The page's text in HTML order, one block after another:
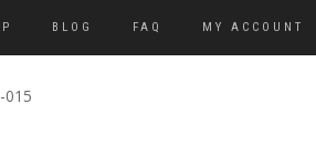
BLOG FAQ MY ACCOUNT
015